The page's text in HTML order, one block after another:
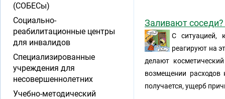
Заливают
С ситуацией,
реагируют на
делают
возмещении расходов
получается, ущерб
(СОБЕСы)
Социально-
реабилитационные центры
для инвалидов
Специализированные
учреждения для
несовершеннолетних
Учебно-методический